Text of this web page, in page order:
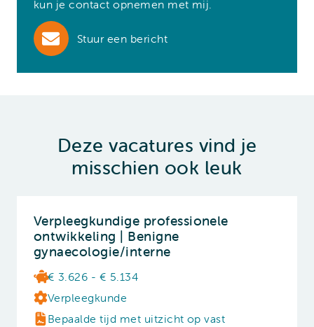
kun je contact opnemen met mij.
Stuur een bericht
Deze vacatures vind je
misschien ook leuk
Verpleegkundige professionele
ontwikkeling | Benigne
gynaecologie/interne
€ 3.626 - € 5.134
Verpleegkunde
Bepaalde tijd met uitzicht op vast